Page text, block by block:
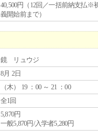
40,500円（12回／一括前納支払※
義開始前まで）
鏡 リュウジ
8月 2日
（木） 19 ：00 ～ 21 ：00
全1回
5,870円
一般5,870円/入学者5,280円